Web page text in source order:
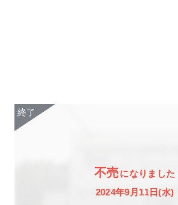
不売になりました
2024年9月11日(水)